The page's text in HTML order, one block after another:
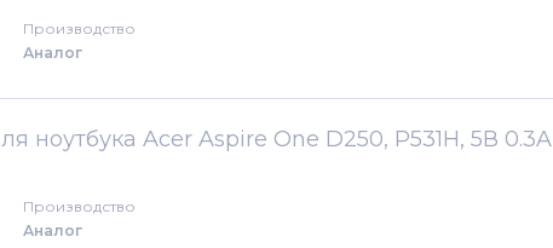
Extensa
Iconia Tab
Производство
Аналог
ноутбука Acer Aspire One D250, P531H, 5В 0.3A
Производство
Аналог